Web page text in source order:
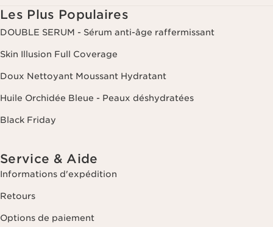
Les Plus Populaires
DOUBLE SERUM - Sérum anti-âge raffermissant
Skin Illusion Full Coverage
Doux Nettoyant Moussant Hydratant
Huile Orchidée Bleue - Peaux déshydratées
Black Friday
Service & Aide
Informations d'expédition
Retours
Options de paiement